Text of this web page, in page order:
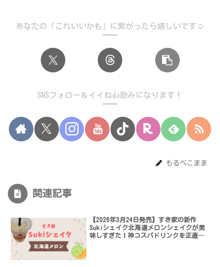
あなたの「これいいかも」に繋がったら嬉しいです☺️
SNSフォロー＆イイね👍励みになります！
もるぺこまま
関連記事
【2026年3月24日発売】すき家の新作
Sukiシェイク北海道メロンシェイクが美
味しすぎた！神コスパドリンクを正直レ